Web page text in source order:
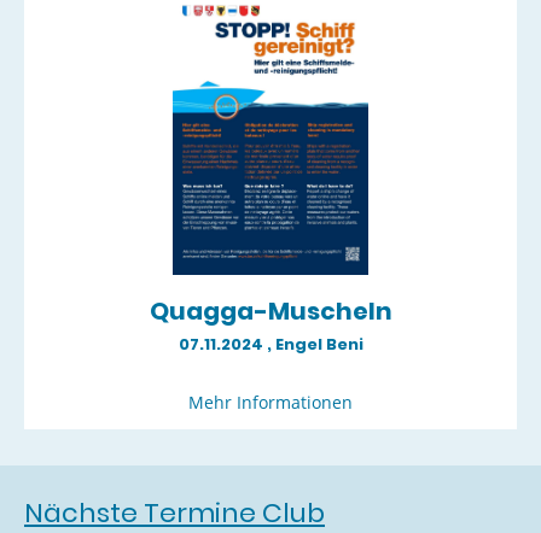
Quagga-Muscheln
07.11.2024 , Engel Beni
Mehr Informationen
Nächste Termine Club